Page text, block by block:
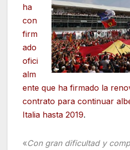
ha
con
firm
ado
ofici
alm
ente que ha firmado la
contrato para continuar
Italia hasta 2019.
«Con gran dificultad y